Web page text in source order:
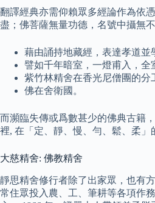
翻譯經典亦需仰賴眾多經論作為依
盡；佛菩薩無量功德，名號中攝無不
藉由誦持地藏經，表達孝道並
譬如千年暗室，一燈甫入，全
紫竹林精舍在香光尼僧團的分
佛在舍衛國。
而瀕臨失傳或爲數甚少的佛典古籍
裡, 在「定、靜、慢、勻、鬆、柔」
大慈精舍: 佛教精舍
靜思精舍修行者除了出家眾，也有
常住眾投入農、工、筆耕等各項作